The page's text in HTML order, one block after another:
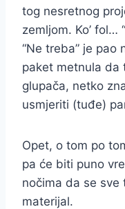
tog nesretnog
zemljom. Ko’ fol…
“Ne treba” je pao
paket metnula da
glupača, netko
usmjeriti (tuđe)
Opet, o tom po
pa će biti puno
nočima da se sve
materijal.